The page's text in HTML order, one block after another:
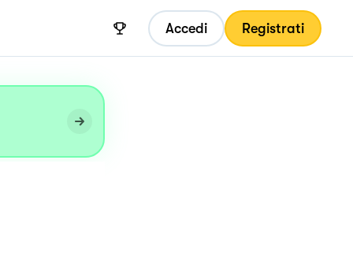
Accedi Registrati